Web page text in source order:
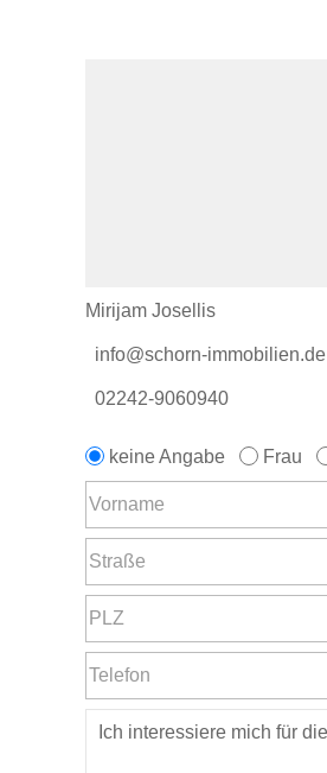
Mirijam Josellis
info@schorn-immobilien.de
02242-9060940
keine Angabe Frau